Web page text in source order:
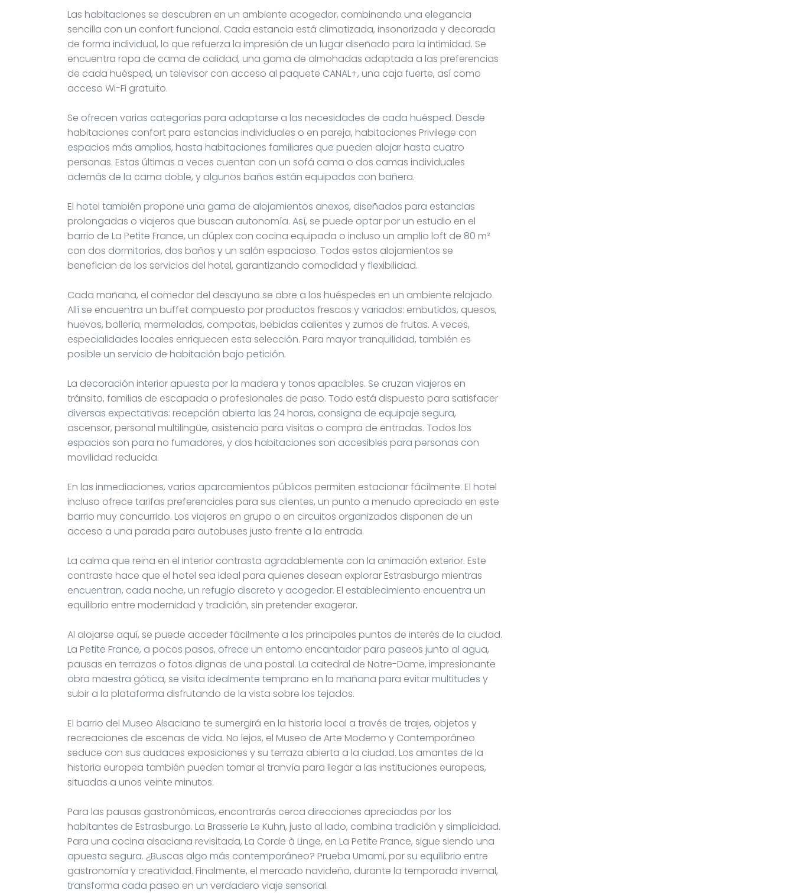
Las habitaciones se descubren en un ambiente acogedor, combinando una elegancia
sencilla con un confort funcional. Cada estancia está climatizada, insonorizada y decorada
de forma individual, lo que refuerza la impresión de un lugar diseñado para la intimidad. Se
encuentra ropa de cama de calidad, una gama de almohadas adaptada a las preferencias
de cada huésped, un televisor con acceso al paquete CANAL+, una caja fuerte, así como
acceso Wi-Fi gratuito.
Se ofrecen varias categorías para adaptarse a las necesidades de cada huésped. Desde
habitaciones confort para estancias individuales o en pareja, habitaciones Privilege con
espacios más amplios, hasta habitaciones familiares que pueden alojar hasta cuatro
personas. Estas últimas a veces cuentan con un sofá cama o dos camas individuales
además de la cama doble, y algunos baños están equipados con bañera.
El hotel también propone una gama de alojamientos anexos, diseñados para estancias
prolongadas o viajeros que buscan autonomía. Así, se puede optar por un estudio en el
barrio de La Petite France, un dúplex con cocina equipada o incluso un amplio loft de 80 m²
con dos dormitorios, dos baños y un salón espacioso. Todos estos alojamientos se
benefician de los servicios del hotel, garantizando comodidad y flexibilidad.
Cada mañana, el comedor del desayuno se abre a los huéspedes en un ambiente relajado.
Allí se encuentra un buffet compuesto por productos frescos y variados: embutidos, quesos,
huevos, bollería, mermeladas, compotas, bebidas calientes y zumos de frutas. A veces,
especialidades locales enriquecen esta selección. Para mayor tranquilidad, también es
posible un servicio de habitación bajo petición.
La decoración interior apuesta por la madera y tonos apacibles. Se cruzan viajeros en
tránsito, familias de escapada o profesionales de paso. Todo está dispuesto para satisfacer
diversas expectativas: recepción abierta las 24 horas, consigna de equipaje segura,
ascensor, personal multilingüe, asistencia para visitas o compra de entradas. Todos los
espacios son para no fumadores, y dos habitaciones son accesibles para personas con
movilidad reducida.
En las inmediaciones, varios aparcamientos públicos permiten estacionar fácilmente. El hotel
incluso ofrece tarifas preferenciales para sus clientes, un punto a menudo apreciado en este
barrio muy concurrido. Los viajeros en grupo o en circuitos organizados disponen de un
acceso a una parada para autobuses justo frente a la entrada.
La calma que reina en el interior contrasta agradablemente con la animación exterior. Este
contraste hace que el hotel sea ideal para quienes desean explorar Estrasburgo mientras
encuentran, cada noche, un refugio discreto y acogedor. El establecimiento encuentra un
equilibrio entre modernidad y tradición, sin pretender exagerar.
Al alojarse aquí, se puede acceder fácilmente a los principales puntos de interés de la ciudad.
La Petite France, a pocos pasos, ofrece un entorno encantador para paseos junto al agua,
pausas en terrazas o fotos dignas de una postal. La catedral de Notre-Dame, impresionante
obra maestra gótica, se visita idealmente temprano en la mañana para evitar multitudes y
subir a la plataforma disfrutando de la vista sobre los tejados.
El barrio del Museo Alsaciano te sumergirá en la historia local a través de trajes, objetos y
recreaciones de escenas de vida. No lejos, el Museo de Arte Moderno y Contemporáneo
seduce con sus audaces exposiciones y su terraza abierta a la ciudad. Los amantes de la
historia europea también pueden tomar el tranvía para llegar a las instituciones europeas,
situadas a unos veinte minutos.
Para las pausas gastronómicas, encontrarás cerca direcciones apreciadas por los
habitantes de Estrasburgo. La Brasserie Le Kuhn, justo al lado, combina tradición y simplicidad.
Para una cocina alsaciana revisitada, La Corde à Linge, en La Petite France, sigue siendo una
apuesta segura. ¿Buscas algo más contemporáneo? Prueba Umami, por su equilibrio entre
gastronomía y creatividad. Finalmente, el mercado navideño, durante la temporada invernal,
transforma cada paseo en un verdadero viaje sensorial.